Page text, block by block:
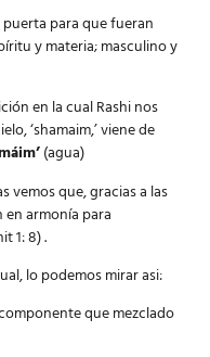
para que fueran
y materia; masculino y
en la cual Rashi nos
‘shamaim,’ viene de
(agua)
vemos que, gracias a las
en armonía para
1: 8) .
lo podemos mirar asi:
que mezclado